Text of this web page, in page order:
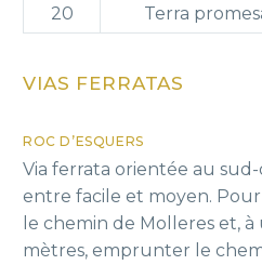
20 Terra
VIAS FERRATAS
ROC D’ESQUERS
Via ferrata orientée au
entre facile et moyen.
le chemin de Molleres et,
mètres, emprunter le